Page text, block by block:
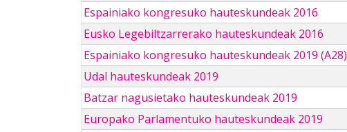
Espainiako kongresuko hauteskundeak 2016
Eusko Legebiltzarrerako hauteskundeak 2016
Espainiako kongresuko hauteskundeak 2019 (A28)
Udal hauteskundeak 2019
Batzar nagusietako hauteskundeak 2019
Europako Parlamentuko hauteskundeak 2019